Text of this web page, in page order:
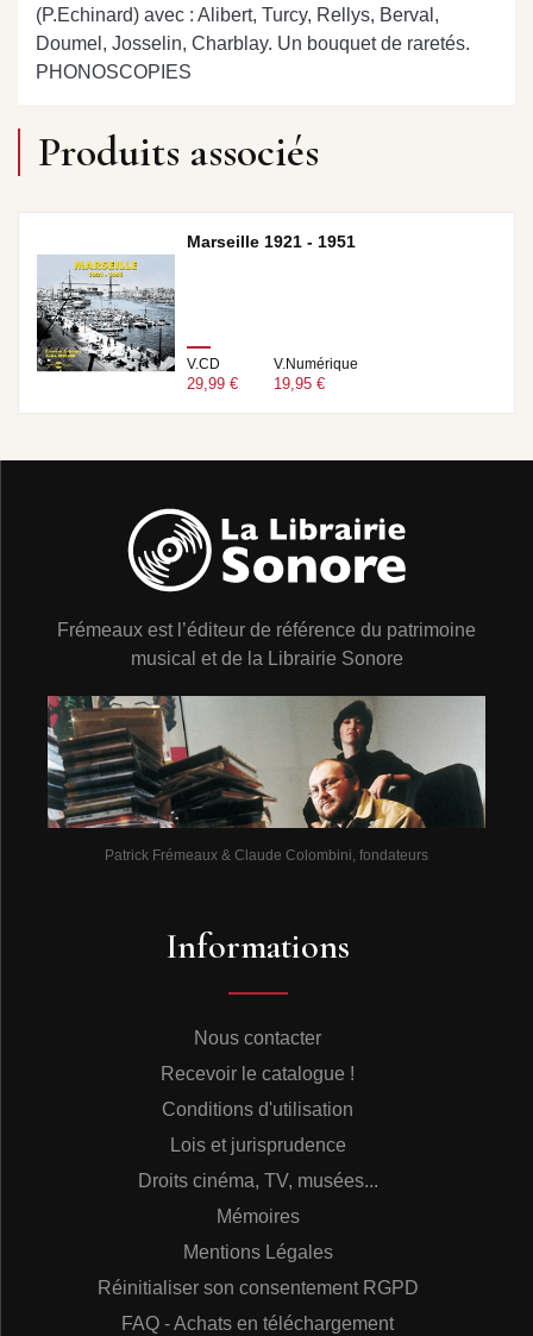
(P.Echinard) avec : Alibert, Turcy, Rellys, Berval,
Doumel, Josselin, Charblay. Un bouquet de raretés.
PHONOSCOPIES
Produits associés
Marseille 1921 - 1951
V.CD
29,99 €
V.Numérique
19,95 €
Frémeaux est l’éditeur de référence du patrimoine
musical et de la Librairie Sonore
Patrick Frémeaux & Claude Colombini, fondateurs
Informations
Nous contacter
Recevoir le catalogue !
Conditions d'utilisation
Lois et jurisprudence
Droits cinéma, TV, musées...
Mémoires
Mentions Légales
Réinitialiser son consentement RGPD
FAQ - Achats en téléchargement